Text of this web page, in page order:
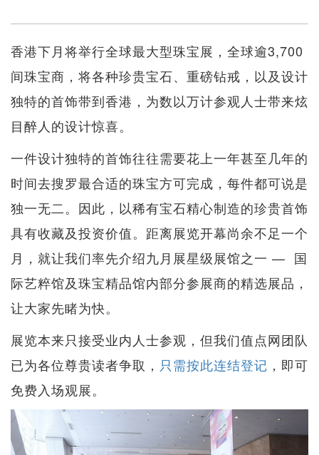
香港下月将举行全球最大型珠宝展，全球逾3,700
间珠宝商，将各种珍贵宝石、重磅钻戒，以及设计
独特的首饰带到香港，为数以万计参观人士带来炫
目醉人的设计惊喜。
一件设计独特的首饰往往需要花上一年甚至几年的
时间去搜罗最合适的珠宝方可完成，每件都可说是
独一无二。因此，以稀有宝石精心制造的珍贵首饰
具有收藏及投资价值。距离展览开幕尚余不足一个
月，就让我们率先介绍九月展星级展馆之一 — 国
际艺粹馆及珠宝精品馆内部分参展商的精选展品，
让大家先睹为快。
展览本来只接受业内人士参观，但我们值点网团队
已为各位尊贵读者争取， 只需按此连结登记 ，即可
免费入场观展。